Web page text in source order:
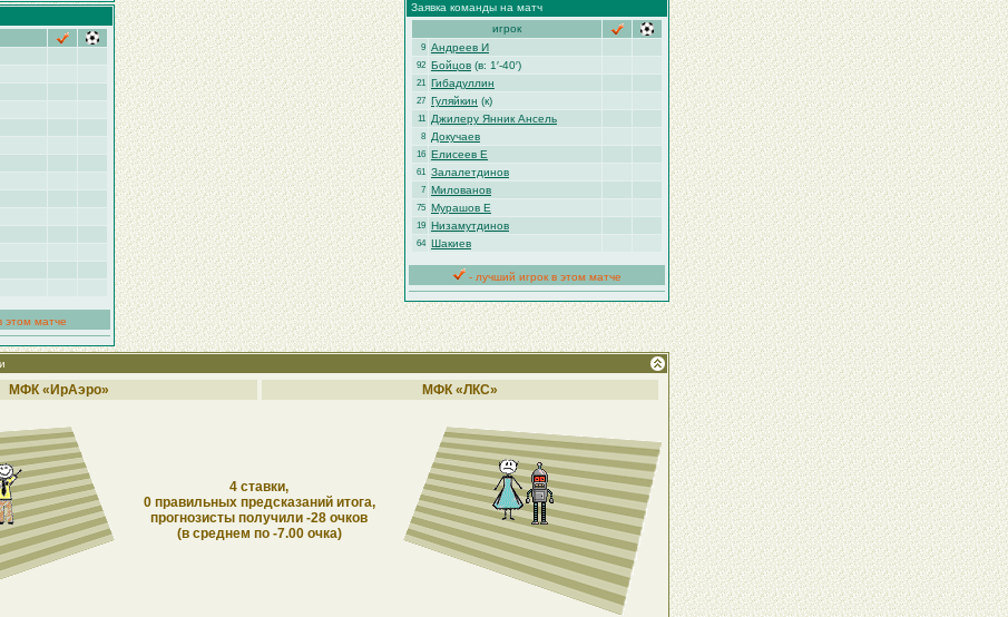
этом матче
Заявка команды на матч
игрок
9 Андреев И
92 Бойцов (в: 1′-40′)
21 Гибадуллин
27 Гуляйкин (к)
11 Джилеру Янник Ансель
8 Докучаев
16 Елисеев Е
61 Залалетдинов
7 Милованов
75 Мурашов Е
19 Низамутдинов
64 Шакиев
- лучший игрок в этом матче
МФК «ИрАэро» МФК «ЛКС»
4 ставки,
0 правильных предсказаний итога,
прогнозисты получили -28 очков
(в среднем по -7.00 очка)